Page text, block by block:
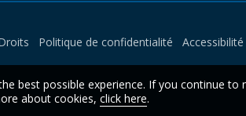
Politique de confidentialité
best possible experience. If you continue to
about cookies, click here.